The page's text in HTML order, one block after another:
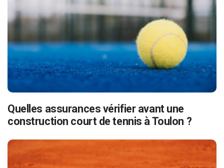
Quelles assurances vérifier avant une
construction court de tennis à Toulon ?